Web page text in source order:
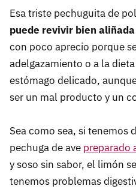
Esa triste pechuguita de
puede revivir bien
con poco aprecio porque
adelgazamiento o a la
estómago delicado,
ser un mal producto y un
Sea como sea, si tenemos
pechuga de ave preparado
y soso sin sabor, el limón
tenemos problemas